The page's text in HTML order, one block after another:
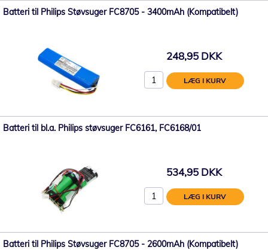
Batteri til Philips Støvsuger FC8705 - 3400mAh (Kompatibelt)
248,95 DKK
LÆG I KURV
Batteri til bl.a. Philips støvsuger FC6161, FC6168/01
534,95 DKK
LÆG I KURV
Batteri til Philips Støvsuger FC8705 - 2600mAh (Kompatibelt)